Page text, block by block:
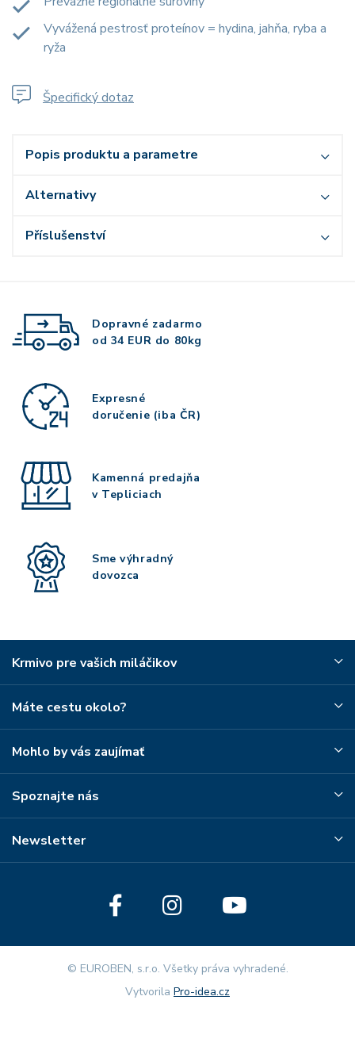
Vyvážená pestrosť proteínov = hydina, jahňa, ryba a
ryža
Špecifický dotaz
Popis produktu a parametre
Alternativy
Příslušenství
Dopravné zadarmo
od 34 EUR do 80kg
Expresné
doručenie (iba ČR)
Kamenná predajňa
v Tepliciach
Sme výhradný
dovozca
Krmivo pre vašich miláčikov
Máte cestu okolo?
Mohlo by vás zaujímať
Spoznajte nás
Newsletter
© EUROBEN, s.r.o. Všetky práva vyhradené.
Vytvorila Pro-idea.cz